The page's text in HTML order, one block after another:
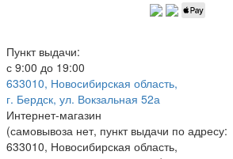
Пункт выдачи:
с 9:00 до 19:00
633010, Новосибирская область,
г. Бердск, ул. Вокзальная 52а
Интернет-магазин
(самовывоза нет, пункт выдачи по адресу:
633010, Новосибирская область,